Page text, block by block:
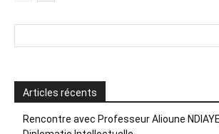
Articles récents
Rencontre avec Professeur Alioune